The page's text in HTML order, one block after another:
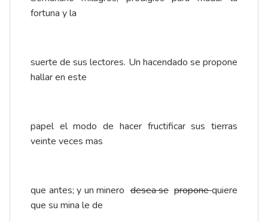
fortuna y la
suerte de sus lectores. Un hacendado se propone
hallar en este
papel el modo de hacer fructificar sus tierras
veinte veces mas
que antes; y un minerodesea se proponequiere
que su mina le de